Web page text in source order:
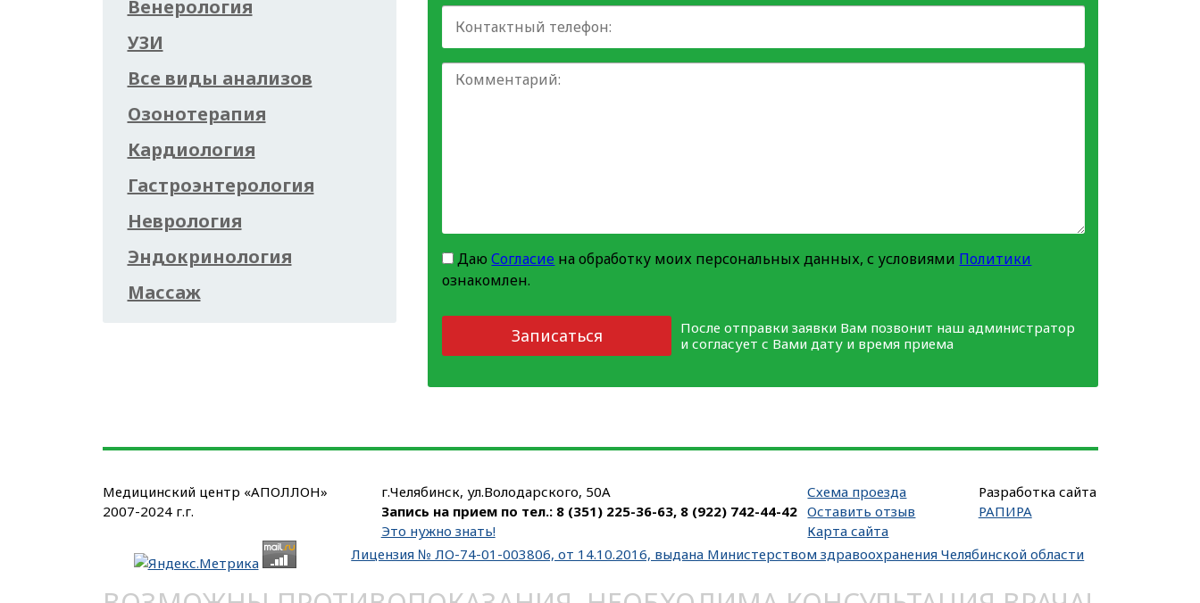
ДаюСогласие на обработку моих персональных данных, с условиями Политики
ознакомлен.
Записаться
После отправки заявки Вам позвонит наш администратор
и согласует с Вами дату и время приема
Венерология
УЗИ
Все виды анализов
Озонотерапия
Кардиология
Гастроэнтерология
Неврология
Эндокринология
Массаж
Медицинский центр «АПОЛЛОН»
2007-2024 г.г.
г.Челябинск, ул.Володарского, 50А
Запись на прием по тел.: 8 (351) 225-36-63, 8 (922) 742-44-42
Это нужно знать!
Схема проезда
Оставить отзыв
Карта сайта
Лицензия № ЛО-74-01-003806, от 14.10.2016, выдана Министерством здравоохранения Челябинской области
Разработка сайта
РАПИРА